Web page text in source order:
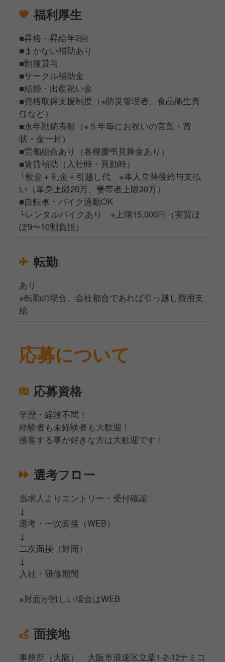
福利厚生
■昇格・昇給年2回
■まかない補助あり
■制服貸与
■サークル補助金
■結婚・出産祝い金
■資格取得支援制度（※防災管理者、食品衛生責
任など）
■永年勤続表彰（※５年毎にお祝いの言葉・賞
状・金一封）
■労働組合あり（各種慶弔見舞金あり）
■賃貸補助（入社時・異動時）
└敷金＋礼金＋引越し代 ※本人立替後給与支払
い（単身上限20万、妻帯者上限30万）
■自転車・バイク通勤OK
└レンタルバイクあり ※上限15,000円（実質ほ
ぼ9〜10割負担）
転勤
あり
※転勤の場合、会社都合であれば引っ越し費用支
給
応募について
応募資格
学歴・経験不問！
経験者も未経験者も大歓迎！
接客する事が好きな方は大歓迎です！
選考フロー
当求人よりエントリー・受付確認
↓
選考・一次面接（WEB）
↓
二次面接（対面）
↓
入社・研修期間
※対面が難しい場合はWEB
面接地
事務所（大阪） 大阪市浪速区立葉1-2-12ナミコ